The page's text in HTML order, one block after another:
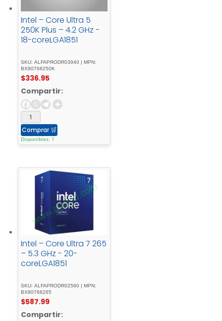
Intel – Core Ultra 5
250K Plus – 4.2 GHz -
18-coreLGA1851
SKU: ALFAPRODR03940 | MPN:
BX80768250K
$336.95
Compartir:
Comprar 🛒
Disponibles: 1
Intel – Core Ultra 7 265
– 5.3 GHz - 20-
coreLGA1851
SKU: ALFAPRODR02560 | MPN:
BX80768265
$587.99
Compartir: